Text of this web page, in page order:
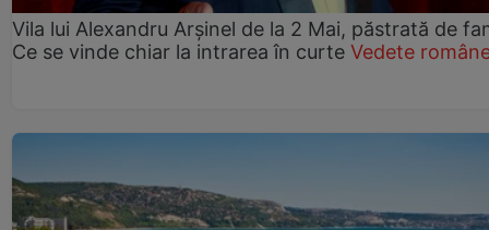
Vila lui Alexandru Arșinel de la 2 Mai, păstrată de
Ce se vinde chiar la intrarea în curte Vedete